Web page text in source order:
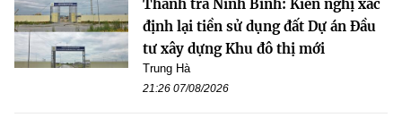
Thanh tra Ninh Bình: Kiến nghị xác
định lại tiền sử dụng đất Dự án Đầu
tư xây dựng Khu đô thị mới
Trung Hà
21:26 07/08/2026